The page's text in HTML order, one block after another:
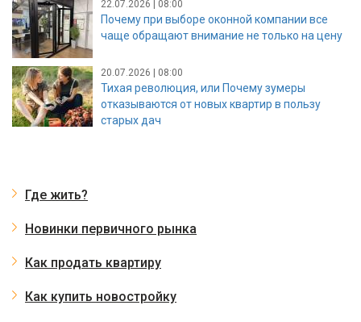
22.07.2026 | 08:00
Почему при выборе оконной компании все
чаще обращают внимание не только на цену
20.07.2026 | 08:00
Тихая революция, или Почему зумеры
отказываются от новых квартир в пользу
старых дач
Где жить?
Новинки первичного рынка
Как продать квартиру
Как купить новостройку